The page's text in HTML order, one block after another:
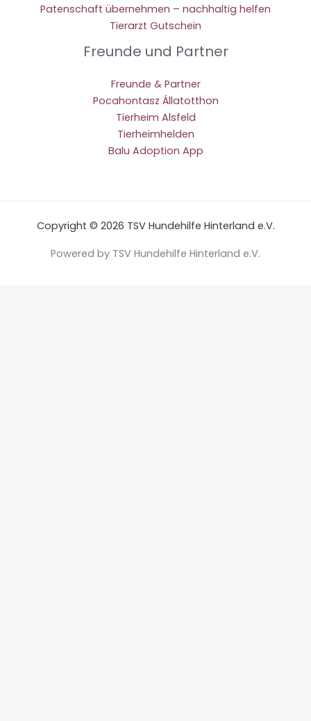
Patenschaft übernehmen – nachhaltig helfen
Tierarzt Gutschein
Freunde und Partner
Freunde & Partner
Pocahontasz Állatotthon
Tierheim Alsfeld
Tierheimhelden
Balu Adoption App
Copyright © 2026 TSV Hundehilfe Hinterland e.V.
Powered by TSV Hundehilfe Hinterland e.V.